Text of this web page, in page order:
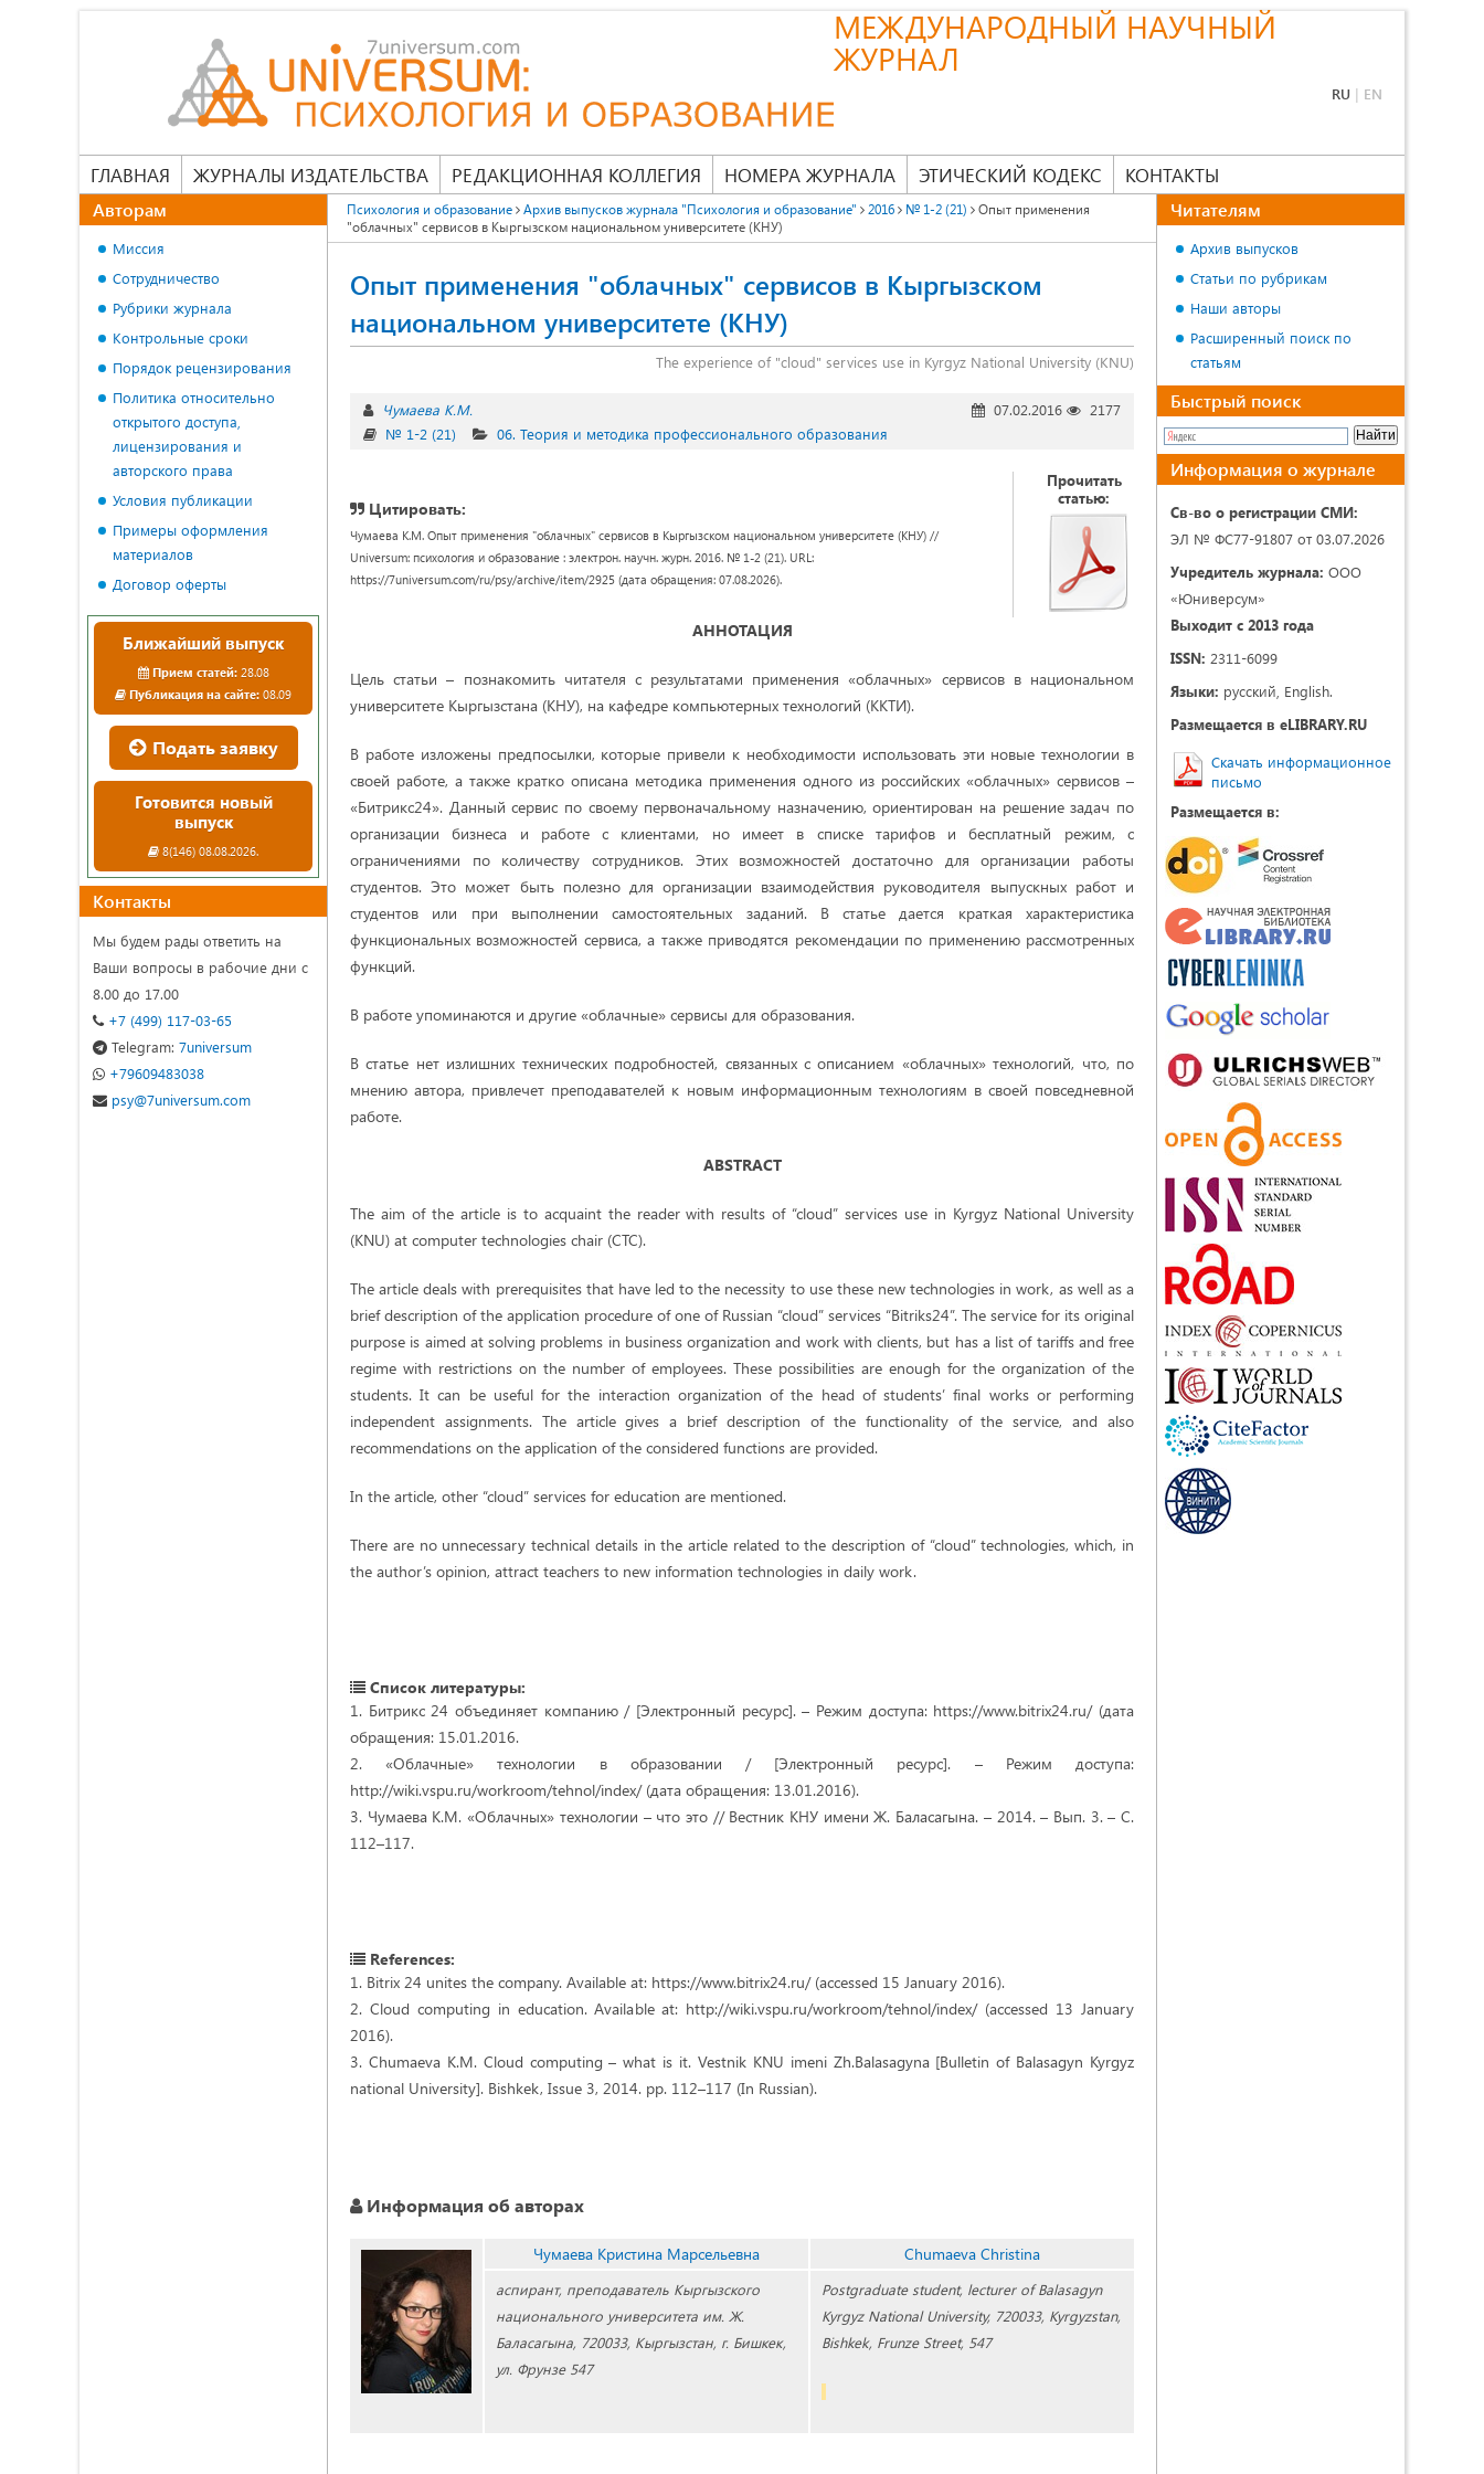
МЕЖДУНАРОДНЫЙ НАУЧНЫЙ
ЖУРНАЛ
RU | EN
ГЛАВНАЯ ЖУРНАЛЫ ИЗДАТЕЛЬСТВА РЕДАКЦИОННАЯ КОЛЛЕГИЯ НОМЕРА ЖУРНАЛА ЭТИЧЕСКИЙ КОДЕКС КОНТАКТЫ
Психология и образование Архив выпусков журнала "Психология и образование" 2016 № 1-2 (21)
Опыт применения
"облачных" сервисов в Кыргызском национальном университете (КНУ)
Опыт применения "облачных" сервисов в Кыргызском
национальном университете (КНУ)
The experience of "cloud" services use in Kyrgyz National University (KNU)
Чумаева К.М. 07.02.2016
2177
№ 1-2 (21)
06. Теория и методика профессионального образования
Цитировать:
Чумаева К.М. Опыт применения "облачных" сервисов в Кыргызском национальном университете (КНУ) //
Universum: психология и образование : электрон. научн. журн. 2016. № 1-2 (21). URL:
https://7universum.com/ru/psy/archive/item/2925 (дата обращения: 07.08.2026).
Прочитать
статью:
АННОТАЦИЯ
Цель статьи – познакомить читателя с результатами применения «облачных» сервисов в национальном
университете Кыргызстана (КНУ), на кафедре компьютерных технологий (ККТИ).
В работе изложены предпосылки, которые привели к необходимости использовать эти новые технологии в
своей работе, а также кратко описана методика применения одного из российских «облачных» сервисов –
«Битрикс24». Данный сервис по своему первоначальному назначению, ориентирован на решение задач по
организации бизнеса и работе с клиентами, но имеет в списке тарифов и бесплатный режим, с
ограничениями по количеству сотрудников. Этих возможностей достаточно для организации работы
студентов. Это может быть полезно для организации взаимодействия руководителя выпускных работ и
студентов или при выполнении самостоятельных заданий. В статье дается краткая характеристика
функциональных возможностей сервиса, а также приводятся рекомендации по применению рассмотренных
функций.
В работе упоминаются и другие «облачные» сервисы для образования.
В статье нет излишних технических подробностей, связанных с описанием «облачных» технологий, что, по
мнению автора, привлечет преподавателей к новым информационным технологиям в своей повседневной
работе.
ABSTRACT
The aim of the article is to acquaint the reader with results of “cloud” services use in Kyrgyz National University
(KNU) at computer technologies chair (CTC).
The article deals with prerequisites that have led to the necessity to use these new technologies in work, as well as a
brief description of the application procedure of one of Russian “cloud” services “Bitriks24”. The service for its original
purpose is aimed at solving problems in business organization and work with clients, but has a list of tariffs and free
regime with restrictions on the number of employees. These possibilities are enough for the organization of the
students. It can be useful for the interaction organization of the head of students’ final works or performing
independent assignments. The article gives a brief description of the functionality of the service, and also
recommendations on the application of the considered functions are provided.
In the article, other “cloud” services for education are mentioned.
There are no unnecessary technical details in the article related to the description of “cloud” technologies, which, in
the author’s opinion, attract teachers to new information technologies in daily work.
Список литературы:
1. Битрикс 24 объединяет компанию / [Электронный ресурс]. – Режим доступа: https://www.bitrix24.ru/ (дата
обращения: 15.01.2016.
2. «Облачные» технологии в образовании / [Электронный ресурс]. – Режим доступа:
http://wiki.vspu.ru/workroom/tehnol/index/ (дата обращения: 13.01.2016).
3. Чумаева К.М. «Облачных» технологии – что это // Вестник КНУ имени Ж. Баласагына. – 2014. – Вып. 3. – С.
112–117.
References:
1. Bitrix 24 unites the company. Available at: https://www.bitrix24.ru/ (accessed 15 January 2016).
2. Cloud computing in education. Available at: http://wiki.vspu.ru/workroom/tehnol/index/ (accessed 13 January
2016).
3. Chumaeva K.M. Cloud computing – what is it. Vestnik KNU imeni Zh.Balasagyna [Bulletin of Balasagyn Kyrgyz
national University]. Bishkek, Issue 3, 2014. pp. 112–117 (In Russian).
Информация об авторах
Чумаева Кристина Марсельевна
аспирант, преподаватель Кыргызского
национального университета им. Ж.
Баласагына, 720033, Кыргызстан, г. Бишкек,
ул. Фрунзе 547
Chumaeva Christina
Postgraduate student, lecturer of Balasagyn
Kyrgyz National University, 720033, Kyrgyzstan,
Bishkek, Frunze Street, 547
Авторам
Миссия
Сотрудничество
Рубрики журнала
Контрольные сроки
Порядок рецензирования
Политика относительно
открытого доступа,
лицензирования и
авторского права
Условия публикации
Примеры оформления
материалов
Договор оферты
Ближайший выпуск
Прием статей:28.08
Публикация на сайте: 08.09
Подать заявку
Готовится новый
выпуск
8(146) 08.08.2026.
Контакты
Мы будем рады ответить на
Ваши вопросы в рабочие дни с
8.00 до 17.00
+7 (499) 117-03-65
Telegram: 7universum
+79609483038
psy@7universum.com
Читателям
Архив выпусков
Статьи по рубрикам
Наши авторы
Расширенный поиск по
статьям
Быстрый поиск
Информация о журнале
Св-во о регистрации СМИ:
ЭЛ № ФС77-91807 от 03.07.2026
Учредитель журнала: ООО
«Юниверсум»
Выходит с 2013 года
ISSN: 2311-6099
Языки: русский, English.
Размещается в eLIBRARY.RU
Скачать информационное
письмо
Размещается в: